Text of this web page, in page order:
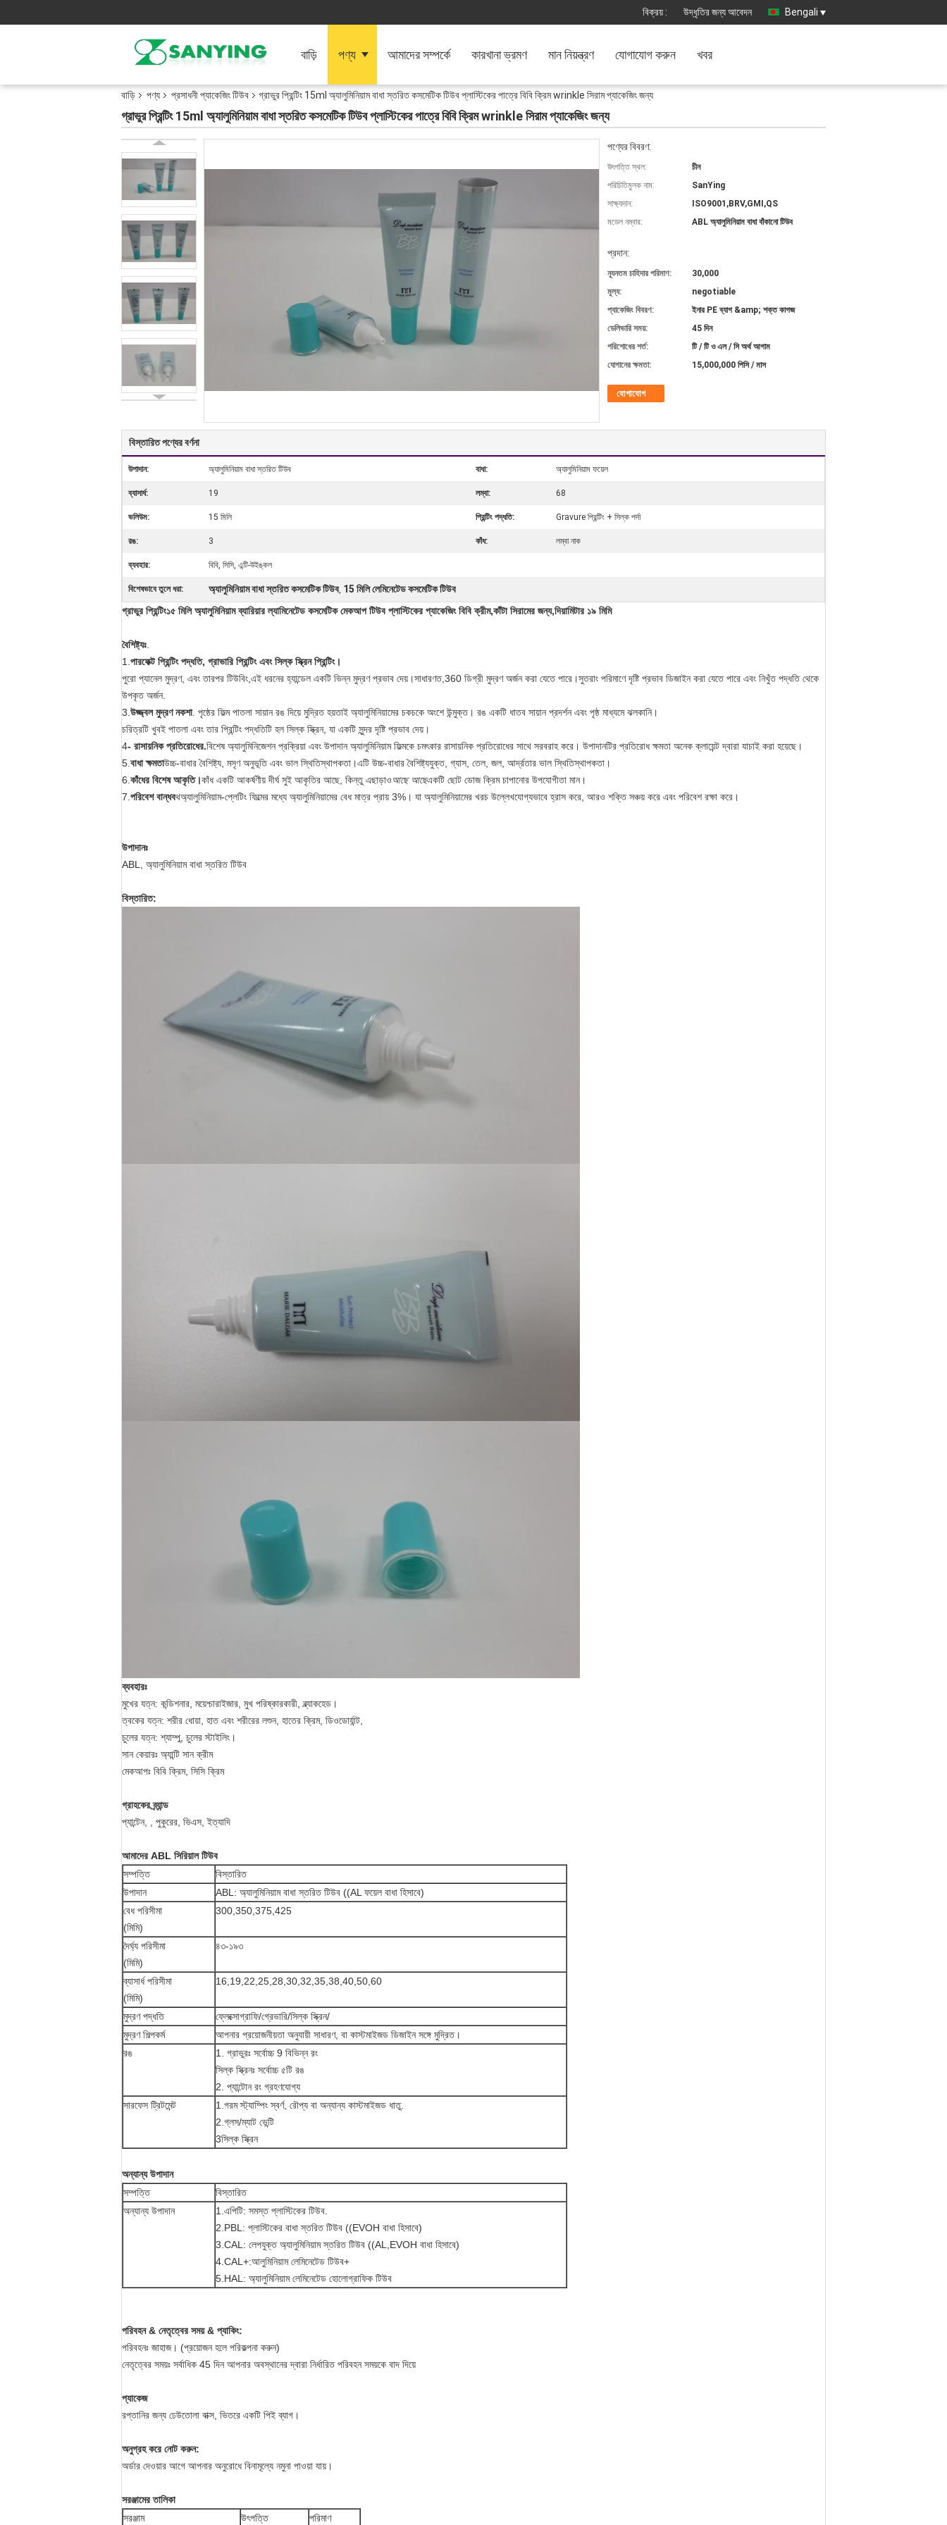
বিক্রয় : উদ্ধৃতির জন্য আবেদন Bengali
বাড়ি পণ্য আমাদের সম্পর্কে কারখানা ভ্রমণ মান নিয়ন্ত্রণ যোগাযোগ করুন খবর
বাড়ি পণ্য প্রসাধনী প্যাকেজিং টিউব গ্রাভুর প্রিন্টিং 15ml অ্যালুমিনিয়াম বাধা স্তরিত কসমেটিক টিউব প্লাস্টিকের পাত্রে বিবি ক্রিম wrinkle সিরাম প্যাকেজিং জন্য
গ্রাভুর প্রিন্টিং 15ml অ্যালুমিনিয়াম বাধা স্তরিত কসমেটিক টিউব প্লাস্টিকের পাত্রে বিবি ক্রিম wrinkle সিরাম প্যাকেজিং জন্য
পণ্যের বিবরণ:
উৎপত্তি স্থল:
চীন
পরিচিতিমুলক নাম:
SanYing
সাক্ষ্যদান:
ISO9001,BRV,GMI,QS
মডেল নম্বার:
ABL অ্যালুমিনিয়াম বাধা বাঁকানো টিউব
প্রদান:
ন্যূনতম চাহিদার পরিমাণ:
30,000
মূল্য:
negotiable
প্যাকেজিং বিবরণ:
ইনার PE ব্যাগ &amp; শক্ত কাগজ
ডেলিভারি সময়:
45 দিন
পরিশোধের শর্ত:
টি / টি ও এল / সি অর্থ আগাম
যোগানের ক্ষমতা:
15,000,000 পিসি / মাস
যোগাযোগ
বিস্তারিত পণ্যের বর্ণনা
উপাদান: অ্যালুমিনিয়াম বাধা স্তরিত টিউব বাধা: অ্যালুমিনিয়াম ফয়েল
ব্যাসার্ধ: 19 লম্বা: 68
ভলিউম: 15 মিলি প্রিন্টিং পদ্ধতি: Gravure প্রিন্টিং + সিল্ক পর্দা
রঙ: 3 কাঁধ: লম্বা নাক
ব্যবহার: বিবি, সিসি, এন্টি-উইঙ্কল
বিশেষভাবে তুলে ধরা: অ্যালুমিনিয়াম বাধা স্তরিত কসমেটিক টিউব, 15 মিলি লেমিনেটেড কসমেটিক টিউব
গ্রাভুর প্রিন্টিং১৫ মিলি অ্যালুমিনিয়াম ব্যারিয়ার ল্যামিনেটেড কসমেটিক মেকআপ টিউব প্লাস্টিকের প্যাকেজিং বিবি ক্রীম,কাঁটা সিরামের জন্য,দিয়ামিটার ১৯ মিমি
বৈশিষ্ট্যঃ
1. পারফেক্ট প্রিন্টিং পদ্ধতি, গ্রাভারি প্রিন্টিং এবং সিল্ক স্ক্রিন প্রিন্টিং।
পুরো প্যানেল মুদ্রণ, এবং তারপর টিউবিং,এই ধরনের হ্যান্ডেল একটি ভিন্ন মুদ্রণ প্রভাব দেয়।সাধারণত,360 ডিগ্রী মুদ্রণ অর্জন করা যেতে পারে।সুতরাং পরিমাণে দৃষ্টি প্রভাব ডিজাইন করা যেতে পারে এবং নিখুঁত পদ্ধতি থেকে
উপকৃত অর্জন.
3. উজ্জ্বল মুদ্রণ নকশা. পৃষ্ঠের ফিল্ম পাতলা সায়ান রঙ দিয়ে মুদ্রিত হয়তাই অ্যালুমিনিয়ামের চকচকে অংশে উন্মুক্ত। রঙ একটি ধাতব সায়ান প্রদর্শন এবং পৃষ্ঠ মাধ্যমে ঝলকানি।
চরিত্রটি খুবই পাতলা এবং তার প্রিন্টিং পদ্ধতিটি হল সিল্ক স্ক্রিন, যা একটি সুন্দর দৃষ্টি প্রভাব দেয়।
4- রাসায়নিক প্রতিরোধের.বিশেষ অ্যালুমিনিজেশন প্রক্রিয়া এবং উপাদান অ্যালুমিনিয়াম ফিল্মকে চমৎকার রাসায়নিক প্রতিরোধের সাথে সরবরাহ করে। উপাদানটির প্রতিরোধ ক্ষমতা অনেক ক্লায়েন্ট দ্বারা যাচাই করা হয়েছে।
5. বাধা ক্ষমতাউচ্চ-বাধার বৈশিষ্ট্য, মসৃণ অনুভূতি এবং ভাল স্থিতিস্থাপকতা।এটি উচ্চ-বাধার বৈশিষ্ট্যযুক্ত, গ্যাস, তেল, জল, আর্দ্রতার ভাল স্থিতিস্থাপকতা।
6. কাঁধের বিশেষ আকৃতি।কাঁধ একটি আকর্ষণীয় দীর্ঘ সুই আকৃতির আছে, কিন্তু এছাড়াওআছে আছেএকটি ছোট ডোজ ক্রিম চাপানোর উপযোগীতা মান।
7 পরিবেশ বান্ধবথঅ্যালুমিনিয়াম-প্লেটিং ফিল্মের মধ্যে অ্যালুমিনিয়ামের বেধ মাত্র প্রায় 3%। যা অ্যালুমিনিয়ামের খরচ উল্লেখযোগ্যভাবে হ্রাস করে, আরও শক্তি সঞ্চয় করে এবং পরিবেশ রক্ষা করে।
উপাদানঃ
ABL, অ্যালুমিনিয়াম বাধা স্তরিত টিউব
বিস্তারিত:
ব্যবহারঃ
মুখের যত্ন: কন্ডিশনার, ময়েশ্চারাইজার, মুখ পরিষ্কারকারী, ব্ল্যাকহেড।
ত্বকের যত্ন: শরীর ধোয়া, হাত এবং শরীরের লশুন, হাতের ক্রিম, ডিওডোর্যান্ট,
চুলের যত্ন: শ্যাম্পু, চুলের স্টাইলিং।
সান কেয়ারঃ অ্যান্টি সান ক্রীম
মেকআপঃ বিবি ক্রিম, সিসি ক্রিম
গ্রাহকের ব্র্যান্ড
প্যান্টেন, , পুকুরের, ভিএস, ইত্যাদি
আমাদের ABL সিরিয়াল টিউব
সম্পত্তি
বিস্তারিত
উপাদান
ABL: অ্যালুমিনিয়াম বাধা স্তরিত টিউব ((AL ফয়েল বাধা হিসাবে)
বেধ পরিসীমা
(মিমি)
300,350,375,425
দৈর্ঘ্য পরিসীমা
(মিমি)
৪৩-১৯৩
ব্যাসার্ধ পরিসীমা
(মিমি)
16,19,22,25,28,30,32,35,38,40,50,60
মুদ্রণ পদ্ধতি
ফ্লেক্সোগ্রাফি/গ্রেভারি/সিল্ক স্ক্রিন/
মুদ্রণ শিল্পকর্ম
আপনার প্রয়োজনীয়তা অনুযায়ী সাধারণ, বা কাস্টমাইজড ডিজাইন সঙ্গে মুদ্রিত।
রঙ
1. গ্রাভুরঃ সর্বোচ্চ 9 বিভিন্ন রং
সিল্ক স্ক্রিনঃ সর্বোচ্চ ৫টি রঙ
2. প্যান্টোন রং গ্রহণযোগ্য
সারফেস ট্রিটমেন্ট
1.গরম স্ট্যাম্পিং স্বর্ণ, রৌপ্য বা অন্যান্য কাস্টমাইজড ধাতু.
2.গ্লস/ম্যাট ভেন্টি
3সিল্ক স্ক্রিন
অন্যান্য উপাদান
সম্পত্তি
বিস্তারিত
অন্যান্য উপাদান
1.এপিটি: সমস্ত প্লাস্টিকের টিউব.
2.PBL: প্লাস্টিকের বাধা স্তরিত টিউব ((EVOH বাধা হিসাবে)
3.CAL: লেপযুক্ত অ্যালুমিনিয়াম স্তরিত টিউব ((AL,EVOH বাধা হিসাবে)
4.CAL+:আলুমিনিয়াম লেমিনেটেড টিউব+
5.HAL: অ্যালুমিনিয়াম লেমিনেটেড হোলোগ্রাফিক টিউব
পরিবহন & নেতৃত্বের সময় & প্যাকিং:
পরিবহনঃ জাহাজ। (প্রয়োজন হলে পরিকল্পনা করুন)
নেতৃত্বের সময়ঃ সর্বাধিক 45 দিন আপনার অবস্থানের দ্বারা নির্ধারিত পরিবহন সময়কে বাদ দিয়ে
প্যাকেজ
রপ্তানির জন্য ঢেউতোলা বাক্স, ভিতরে একটি পিই ব্যাগ।
অনুগ্রহ করে নোট করুন:
অর্ডার দেওয়ার আগে আপনার অনুরোধে বিনামূল্যে নমুনা পাওয়া যায়।
সরঞ্জামের তালিকা
সরঞ্জাম
উৎপত্তি পরিমাণ